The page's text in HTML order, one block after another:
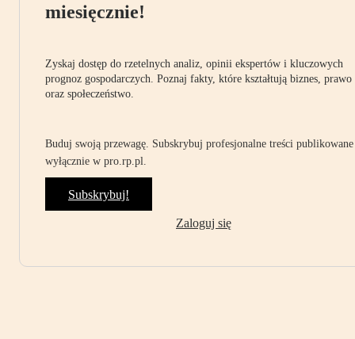
miesięcznie!
Zyskaj dostęp do rzetelnych analiz, opinii ekspertów i kluczowych
prognoz gospodarczych. Poznaj fakty, które kształtują biznes, prawo
oraz społeczeństwo.
Buduj swoją przewagę. Subskrybuj profesjonalne treści publikowane
wyłącznie w pro.rp.pl.
Subskrybuj!
Zaloguj się